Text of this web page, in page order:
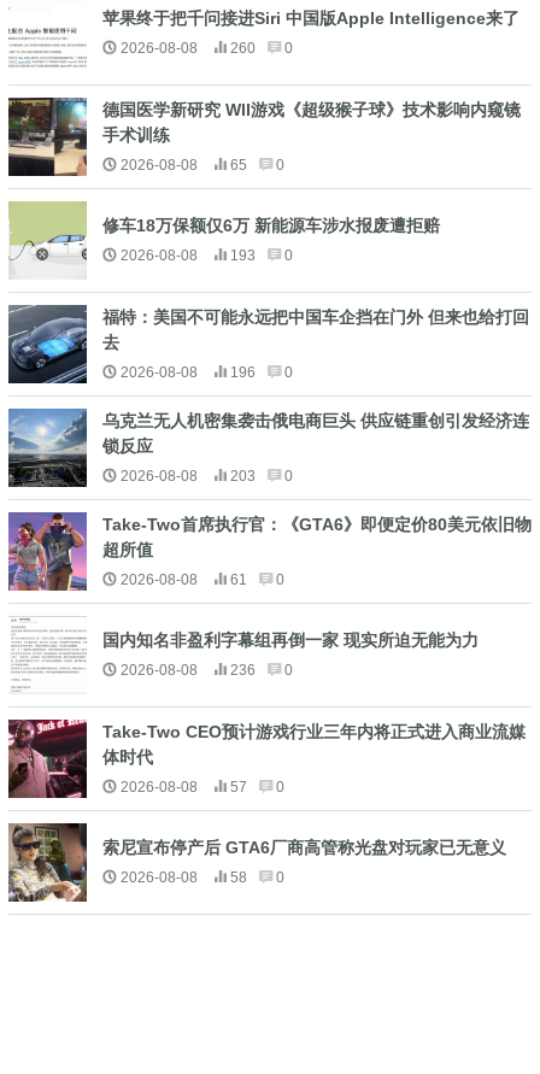
苹果终于把千问接进Siri 中国版Apple Intelligence来了
2026-08-08 260 0
德国医学新研究 WII游戏《超级猴子球》技术影响内窥镜
手术训练
2026-08-08 65 0
修车18万保额仅6万 新能源车涉水报废遭拒赔
2026-08-08 193 0
福特：美国不可能永远把中国车企挡在门外 但来也给打回
去
2026-08-08 196 0
乌克兰无人机密集袭击俄电商巨头 供应链重创引发经济连
锁反应
2026-08-08 203 0
Take-Two首席执行官：《GTA6》即便定价80美元依旧物
超所值
2026-08-08 61 0
国内知名非盈利字幕组再倒一家 现实所迫无能为力
2026-08-08 236 0
Take-Two CEO预计游戏行业三年内将正式进入商业流媒
体时代
2026-08-08 57 0
索尼宣布停产后 GTA6厂商高管称光盘对玩家已无意义
2026-08-08 58 0